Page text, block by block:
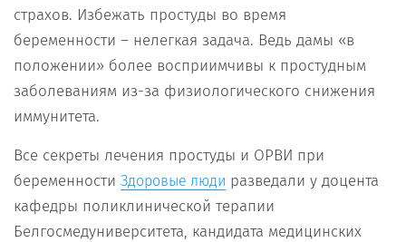
страхов. Избежать простуды во время
беременности – нелегкая задача. Ведь дамы «в
положении» более восприимчивы к простудным
заболеваниям из-за физиологического снижения
иммунитета.
Все секреты лечения простуды и ОРВИ при
беременности Здоровые люди разведали у доцента
кафедры поликлинической терапии
Белгосмедуниверситета, кандидата медицинских